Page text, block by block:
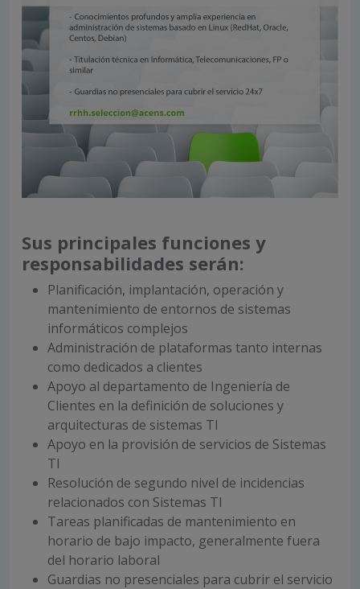
Sus principales funciones y
responsabilidades serán:
Planificación, implantación, operación y
mantenimiento de entornos de sistemas
informáticos complejos
Administración de plataformas tanto internas
como dedicados a clientes
Apoyo al departamento de Ingeniería de
Clientes en la definición de soluciones y
arquitecturas de sistemas TI
Apoyo en la provisión de servicios de Sistemas
TI
Resolución de segundo nivel de incidencias
relacionados con Sistemas TI
Tareas planificadas de mantenimiento en
horario de bajo impacto, generalmente fuera
del horario laboral
Guardias no presenciales para cubrir el servicio